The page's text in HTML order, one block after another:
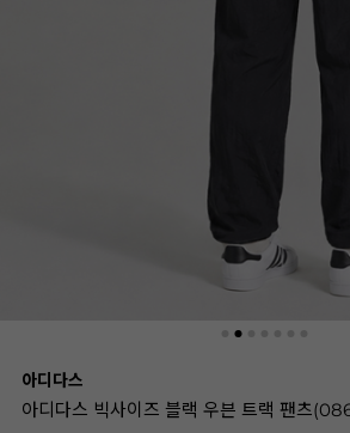
아디다스
아디다스 빅사이즈 블랙 우븐 트랙 팬츠